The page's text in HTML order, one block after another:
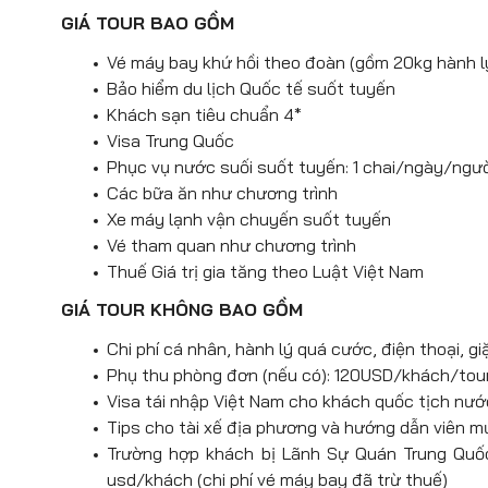
sắc màu được in kinh chú treo
trong tiếng Tạng có nghĩa là
lời cầu chúc bình an.
Thành cổ DukeZong – Thành
Nơi tập trung sinh sống lâu đời
bảo tồn tốt nhất ở Trung Quốc.
trăm căn nhà kiểu Tây Tạng cổ
hiếu khách giới thiệu những nét
ngày và nhiệt tình giúp đỡ.
Đoàn tự túc ăn tối, nghỉ đêm tại
tuyết ngọc long vô cùng hùng vĩ.
show:“Lệ Giang Thiên Cổ Tình” (tự
Đoàn nghỉ đêm tại khách sạn Lệ Giang
không thể đi cáp lớn lên núi 4500m
Tặng show biểu diễn Ấn Tượng Lệ
ngưng biểu diễn do bảo trì, nâng
tại khu vực thành cổ Lệ Giang).
Đoàn dùng cơm đoàn tại nhà hàng địa
Bạch Thuỷ Hà,Lam Nguyệt Cốc.
Đoàn di chuyển đến
nét đẹp văn hóa Đông Ba hơn
Bữa tối đoàn dùng cơm tối và tự do
chứng nhận Di sản văn hoá thế
hơn 800 năm, là một di sản văn
danh là“Venice của Phương
những cây liễu buông xuống các
Đoàn nghỉ đêm tại khách sạnLệ
có thể thay đổi cho phù hợp.
GIÁ TOUR BAO GỒM
Vé máy bay khứ hồi theo đoàn (gồm 20kg hành
Bảo hiểm du lịch Quốc tế suốt tuyến
Khách sạn tiêu chuẩn 4*
Visa Trung Quốc
Phục vụ nước suối suốt tuyến: 1 chai/ngày/
Các bữa ăn như chương trình
Xe máy lạnh vận chuyến suốt tuyến
Vé tham quan như chương trình
Thuế Giá trị gia tăng theo Luật Việt Nam
GIÁ TOUR KHÔNG BAO GỒM
Chi phí cá nhân, hành lý quá cước, điện thoại,
Phụ thu phòng đơn (nếu có): 120USD/khách/
Visa tái nhập Việt Nam cho khách quốc tịch
Tips cho tài xế địa phương và hướng dẫn viên
Trường hợp khách bị Lãnh Sự Quán Trung
usd/khách (chi phí vé máy bay đã trừ thuế)